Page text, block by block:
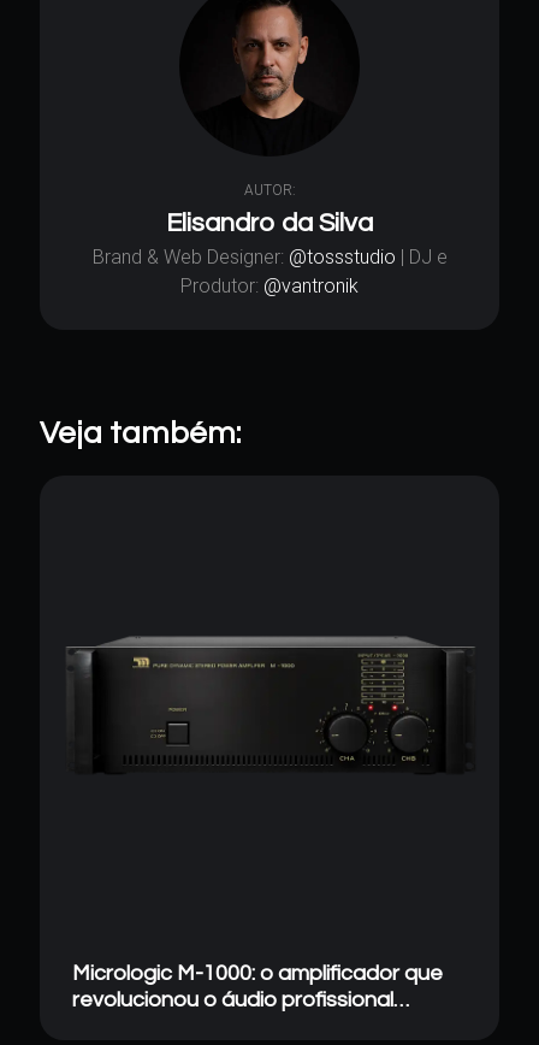
AUTOR:
Elisandro da Silva
Brand & Web Designer: @tossstudio | DJ e
Produtor: @vantronik
Veja também:
Micrologic M-1000: o amplificador que
revolucionou o áudio profissional